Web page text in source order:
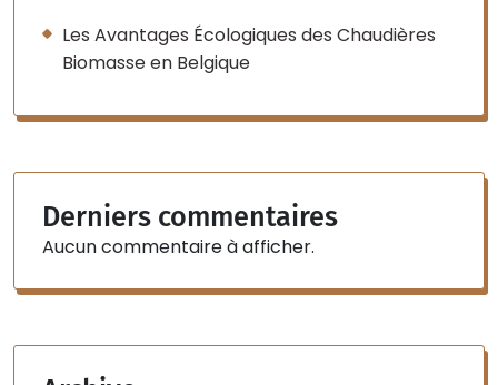
Les Avantages Écologiques des Chaudières
Biomasse en Belgique
Derniers commentaires
Aucun commentaire à afficher.